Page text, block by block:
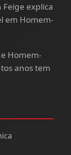
Feige explica
em Homem-
Homem-
anos tem